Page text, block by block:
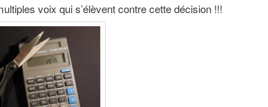
voix qui s’élèvent contre cette décision !!!